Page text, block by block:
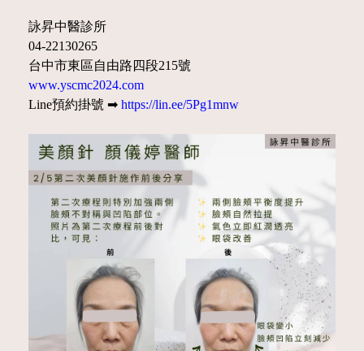
詠昇中醫診所
04-22130265
台中市東區自由路四段215號
www.yscmc2024.com
Line預約掛號 ➡ https://lin.ee/5Pg1mnw